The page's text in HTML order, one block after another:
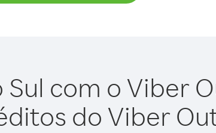
com o Viber
do Viber